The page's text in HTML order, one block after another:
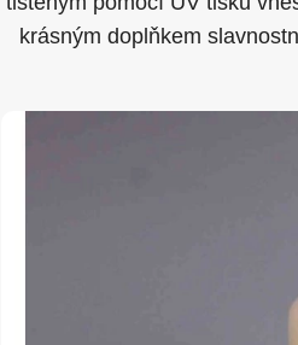
krásným doplňkem